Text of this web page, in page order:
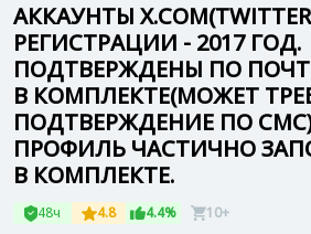
АККАУНТЫ
РЕГИСТРАЦИИ - 2017 ГОД.
ПОДТВЕРЖДЕНЫ ПО
В КОМПЛЕКТЕ(МОЖЕТ
ПОДТВЕРЖДЕНИЕ ПО
ПРОФИЛЬ ЧАСТИЧНО
В КОМПЛЕКТЕ.
48ч 4.8 4.4% 10+